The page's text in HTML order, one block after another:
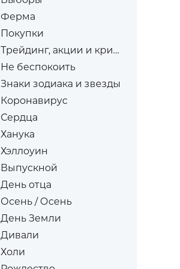
Ферма
Покупки
Трейдинг, акции и криптовалюта
Не беспокоить
Знаки зодиака и звезды
Коронавирус
Сердца
Ханука
Хэллоуин
Выпускной
День отца
Осень / Осень
День Земли
Дивали
Холи